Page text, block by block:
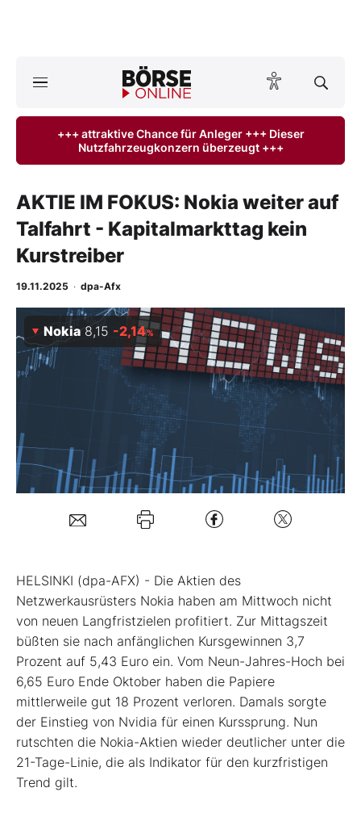
ktuelle Ausgabe BÖRSE ONLINE lesen
Finanz-Check
BO-Musterdepots
Experten
Mein Konto
+++ attraktive Chance für Anleger +++ Dieser
Nutzfahrzeugkonzern überzeugt +++
AKTIE IM FOKUS: Nokia weiter auf
Talfahrt - Kapitalmarkttag kein
Kurstreiber
19.11.2025 · dpa-Afx
Nokia 8,15 -2,14%
HELSINKI (dpa-AFX) - Die Aktien des
Netzwerkausrüsters Nokia haben am Mittwoch nicht
von neuen Langfristzielen profitiert. Zur Mittagszeit
büßten sie nach anfänglichen Kursgewinnen 3,7
Prozent auf 5,43 Euro ein. Vom Neun-Jahres-Hoch bei
6,65 Euro Ende Oktober haben die Papiere
mittlerweile gut 18 Prozent verloren. Damals sorgte
der Einstieg von Nvidia für einen Kurssprung. Nun
rutschten die Nokia-Aktien wieder deutlicher unter die
21-Tage-Linie, die als Indikator für den kurzfristigen
Trend gilt.